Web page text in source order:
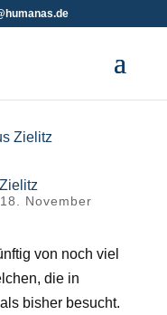
18. November
von noch viel
die in
bisher besucht.